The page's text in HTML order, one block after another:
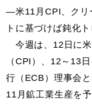
―米11月CPI、クリ
トに基づけば鈍化
今週は、12日に
（CPI）、12～13
行（ECB）理事会
11月鉱工業生産を予